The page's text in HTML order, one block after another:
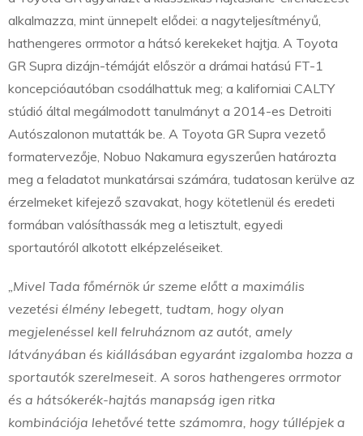
alkalmazza, mint ünnepelt elődei: a nagyteljesítményű,
hathengeres orrmotor a hátsó kerekeket hajtja. A Toyota
GR Supra dizájn-témáját először a drámai hatású FT-1
koncepcióautóban csodálhattuk meg; a kaliforniai CALTY
stúdió által megálmodott tanulmányt a 2014-es Detroiti
Autószalonon mutatták be. A Toyota GR Supra vezető
formatervezője, Nobuo Nakamura egyszerűen határozta
meg a feladatot munkatársai számára, tudatosan kerülve az
érzelmeket kifejező szavakat, hogy kötetlenül és eredeti
formában valósíthassák meg a letisztult, egyedi
sportautóról alkotott elképzeléseiket.
„Mivel Tada főmérnök úr szeme előtt a maximális
vezetési élmény lebegett, tudtam, hogy olyan
megjelenéssel kell felruháznom az autót, amely
látványában és kiállásában egyaránt izgalomba hozza a
sportautók szerelmeseit. A soros hathengeres orrmotor
és a hátsókerék-hajtás manapság igen ritka
kombinációja lehetővé tette számomra, hogy túllépjek a